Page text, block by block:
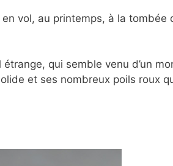
vol, au printemps, à la tombée
qui semble venu d’un
et ses nombreux poils roux